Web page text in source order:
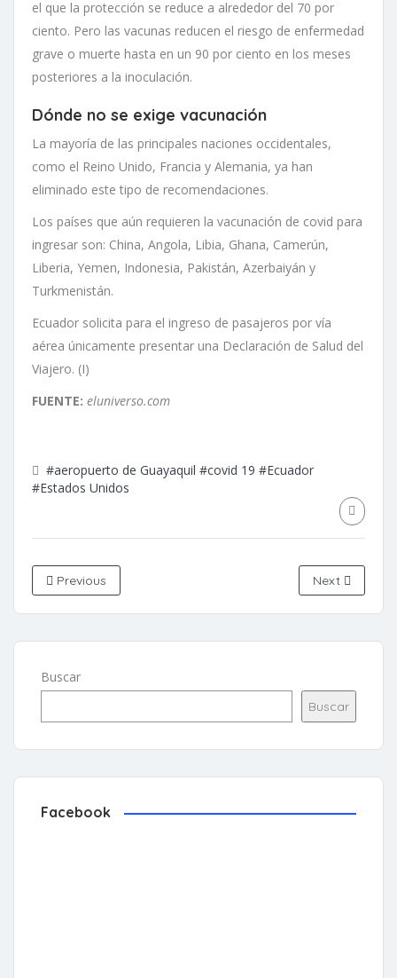
el que la protección se reduce a alrededor del 70 por
ciento. Pero las vacunas reducen el riesgo de enfermedad
grave o muerte hasta en un 90 por ciento en los meses
posteriores a la inoculación.
Dónde no se exige vacunación
La mayoría de las principales naciones occidentales,
como el Reino Unido, Francia y Alemania, ya han
eliminado este tipo de recomendaciones.
Los países que aún requieren la vacunación de covid para
ingresar son: China, Angola, Libia, Ghana, Camerún,
Liberia, Yemen, Indonesia, Pakistán, Azerbaiyán y
Turkmenistán.
Ecuador solicita para el ingreso de pasajeros por vía
aérea únicamente presentar una Declaración de Salud del
Viajero. (I)
FUENTE: eluniverso.com
#aeropuerto de Guayaquil #covid 19 #Ecuador
#Estados Unidos
Previous Next
Buscar
Buscar
Facebook